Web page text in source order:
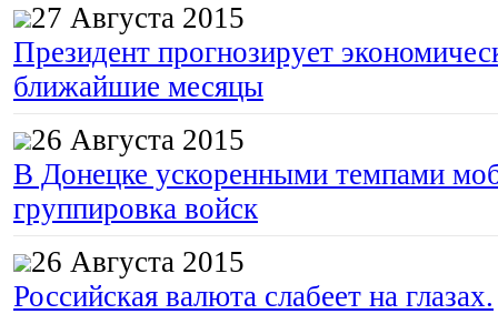
27 Августа 2015
Президент прогнозирует
ближайшие месяцы
26 Августа 2015
В Донецке ускоренными темпами
группировка войск
26 Августа 2015
Российская валюта слабеет на глазах.